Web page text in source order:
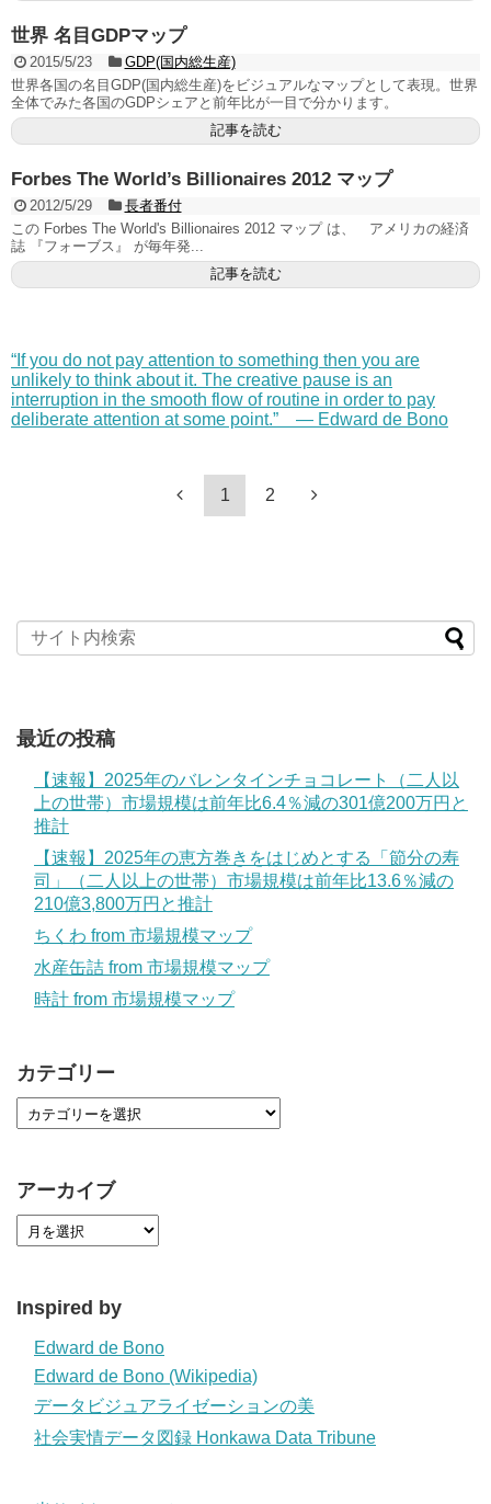
世界 名目GDPマップ
2015/5/23
GDP(国内総生産)
世界各国の名目GDP(国内総生産)をビジュアルなマップとして表現。世界
全体でみた各国のGDPシェアと前年比が一目で分かります。
記事を読む
Forbes The World’s Billionaires 2012 マップ
2012/5/29
長者番付
この Forbes The World's Billionaires 2012 マップ は、 アメリカの経済
誌 『フォーブス』 が毎年発...
記事を読む
“If you do not pay attention to something then you are
unlikely to think about it. The creative pause is an
interruption in the smooth flow of routine in order to pay
deliberate attention at some point.” — Edward de Bono
1 2
最近の投稿
【速報】2025年のバレンタインチョコレート（二人以
上の世帯）市場規模は前年比6.4％減の301億200万円と
推計
【速報】2025年の恵方巻きをはじめとする「節分の寿
司」（二人以上の世帯）市場規模は前年比13.6％減の
210億3,800万円と推計
ちくわ from 市場規模マップ
水産缶詰 from 市場規模マップ
時計 from 市場規模マップ
カテゴリー
アーカイブ
Inspired by
Edward de Bono
Edward de Bono (Wikipedia)
データビジュアライゼーションの美
社会実情データ図録 Honkawa Data Tribune